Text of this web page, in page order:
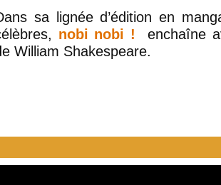
sa lignée d’édition en
nobi nobi !
enchaîne
William Shakespeare.